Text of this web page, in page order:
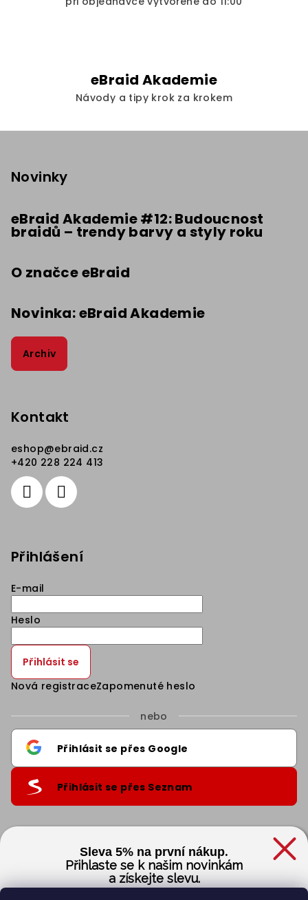
eBraid Akademie
Návody a tipy krok za krokem
Novinky
eBraid Akademie #12: Budoucnost
braidů – trendy barvy a styly roku
O značce eBraid
Novinka: eBraid Akademie
Archiv
Kontakt
eshop@ebraid.cz
+420 228 224 413
Přihlášení
E-mail
Heslo
Přihlásit se
Nová registraceZapomenuté heslo
nebo
Přihlásit se přes Google
Přihlásit se přes Seznam
Informace pro vás
Obchodní podmínky
Sleva 5% na první nákup.
Přihlaste se k našim novinkám
a získejte slevu.